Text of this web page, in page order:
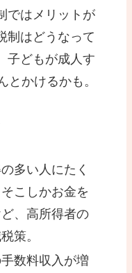
ではメリットが
制はどうなって
子どもが成人す
とかけるかも。
多い人にたく
こしかお金を
、高所得者の
策。
数料収入が増